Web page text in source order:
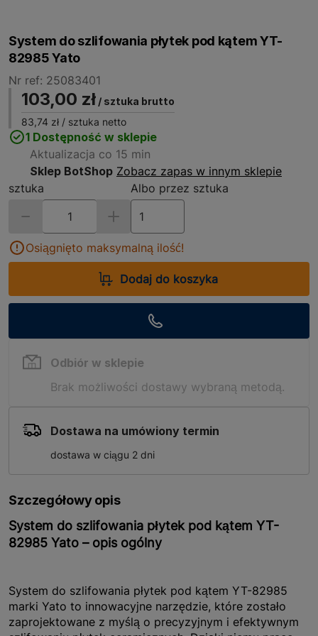
System do szlifowania płytek pod kątem YT-
82985 Yato
Nr ref: 25083401
103,00 zł / sztuka brutto
83,74 zł / sztuka netto
1 Dostępność w sklepie
Aktualizacja co 15 min
Sklep BotShop Zobacz zapas w innym sklepie
sztuka
Albo przez sztuka
Osiągnięto maksymalną ilość!
Dodaj do koszyka
Odbiór w sklepie
Brak możliwości dostawy wybraną metodą.
Dostawa na umówiony termin
dostawa w ciągu 2 dni
Szczegółowy opis
System do szlifowania płytek pod kątem YT-
82985 Yato – opis ogólny
System do szlifowania płytek pod kątem YT-82985
marki Yato to innowacyjne narzędzie, które zostało
zaprojektowane z myślą o precyzyjnym i efektywnym